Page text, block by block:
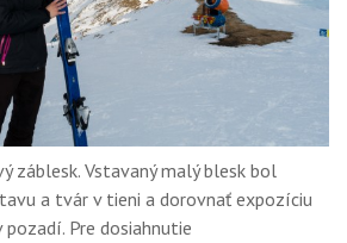
záblesk. Vstavaný malý blesk bol
a tvár v tieni a dorovnať expozíciu
Pre dosiahnutie